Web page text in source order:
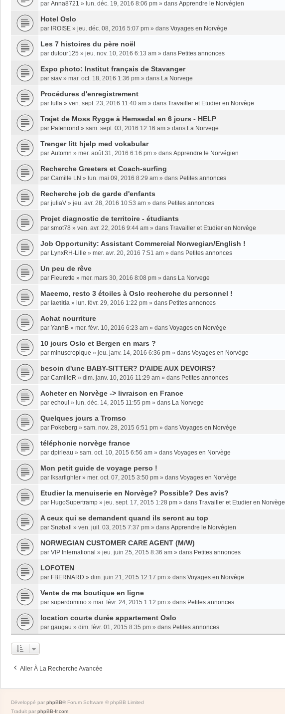
par Anna8721 » lun. déc. 19, 2016 8:06 pm » dans Apprendre le Norvégien
Hotel Oslo
par IROISE » jeu. déc. 08, 2016 5:07 pm » dans Voyages en Norvège
Les 7 histoires du père noël
par dutour125 » jeu. nov. 10, 2016 6:13 am » dans Petites annonces
Expo photo: Institut français de Stavanger
par siav » mar. oct. 18, 2016 1:36 pm » dans La Norvege
Procédures d'enregistrement
par lulla » ven. sept. 23, 2016 11:40 am » dans Travailler et Etudier en Norvège
Trajet de Moss Rygge à Hemsedal en 6 jours - HELP
par Patenrond » sam. sept. 03, 2016 12:16 am » dans La Norvege
Trenger litt hjelp med vokabular
par Automn » mer. août 31, 2016 6:16 pm » dans Apprendre le Norvégien
Recherche Greeters et Coach-surfing
par Camille LN » lun. mai 09, 2016 8:29 am » dans Petites annonces
Recherche job de garde d'enfants
par juliaV » jeu. avr. 28, 2016 10:53 am » dans Petites annonces
Projet diagnostic de territoire - étudiants
par smot78 » ven. avr. 22, 2016 9:44 am » dans Travailler et Etudier en Norvège
Job Opportunity: Assistant Commercial Norwegian/English !
par LynxRH-Lille » mer. avr. 20, 2016 7:51 am » dans Petites annonces
Un peu de rêve
par Fleurette » mer. mars 30, 2016 8:08 pm » dans La Norvege
Maeemo, resto 3 étoiles à Oslo recherche du personnel !
par laetitia » lun. févr. 29, 2016 1:22 pm » dans Petites annonces
Achat nourriture
par YannB » mer. févr. 10, 2016 6:23 am » dans Voyages en Norvège
10 jours Oslo et Bergen en mars ?
par minuscropique » jeu. janv. 14, 2016 6:36 pm » dans Voyages en Norvège
besoin d'une BABY-SITTER? D'AIDE AUX DEVOIRS?
par CamilleR » dim. janv. 10, 2016 11:29 am » dans Petites annonces
Acheter en Norvège -> livraison en France
par echoul » lun. déc. 14, 2015 11:55 pm » dans La Norvege
Quelques jours a Tromso
par Pokeberg » sam. nov. 28, 2015 6:51 pm » dans Voyages en Norvège
téléphonie norvège france
par dpirleau » sam. oct. 10, 2015 6:56 am » dans Voyages en Norvège
Mon petit guide de voyage perso !
par Iksarfighter » mer. oct. 07, 2015 3:50 pm » dans Voyages en Norvège
Etudier la menuiserie en Norvège? Possible? Des avis?
par HugoSupertramp » jeu. sept. 17, 2015 1:28 pm » dans Travailler et Etudier en Norvège
A ceux qui se demandent quand ils seront au top
par Snøball » ven. juil. 03, 2015 7:37 pm » dans Apprendre le Norvégien
NORWEGIAN CUSTOMER CARE AGENT (M/W)
par VIP International » jeu. juin 25, 2015 8:36 am » dans Petites annonces
LOFOTEN
par FBERNARD » dim. juin 21, 2015 12:17 pm » dans Voyages en Norvège
Vente de ma boutique en ligne
par superdomino » mar. févr. 24, 2015 1:12 pm » dans Petites annonces
location courte durée appartement Oslo
par gaugau » dim. févr. 01, 2015 8:35 pm » dans Petites annonces
Aller À La Recherche Avancée
Développé par phpBB® Forum Software © phpBB Limited
Traduit par phpBB-fr.com